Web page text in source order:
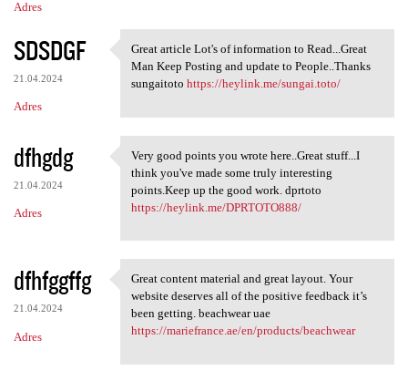
Adres
SDSDGF
21.04.2024
Adres
Great article Lot's of
Great article Lot's of information to Read...Great
Man Keep Posting and update to People..Thanks
sungaitoto https://heylink.me/sungai.toto/
dfhgdg
21.04.2024
Adres
Very good points you wrote
Very good points you wrote here..Great stuff...I
think you've made some truly interesting
points.Keep up the good work. dprtoto
https://heylink.me/DPRTOTO888/
dfhfggffg
21.04.2024
Adres
Great content material and
Great content material and great layout. Your
website deserves all of the positive feedback it’s
been getting. beachwear uae
https://mariefrance.ae/en/products/beachwear